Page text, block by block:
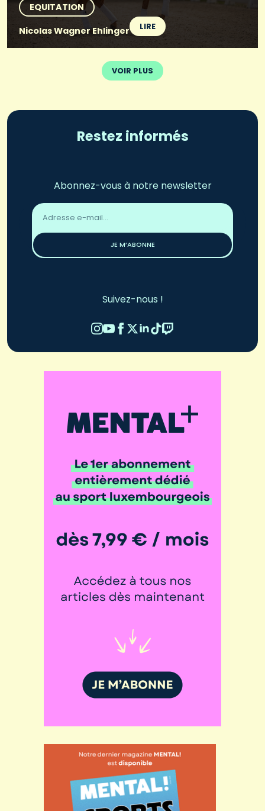
EQUITATION
Nicolas Wagner Ehlinger
LIRE
VOIR PLUS
Restez informés
Abonnez-vous à notre newsletter
Adresse
email
JE M’ABONNE
Suivez-nous !